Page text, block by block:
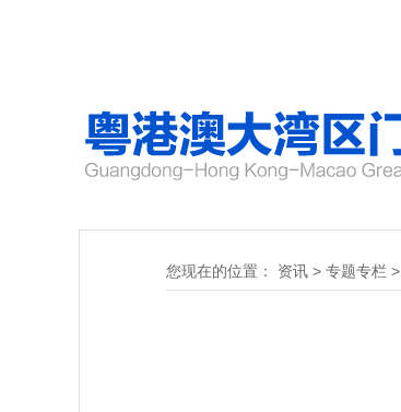
您现在的位置： 资讯 > 专题专栏 >